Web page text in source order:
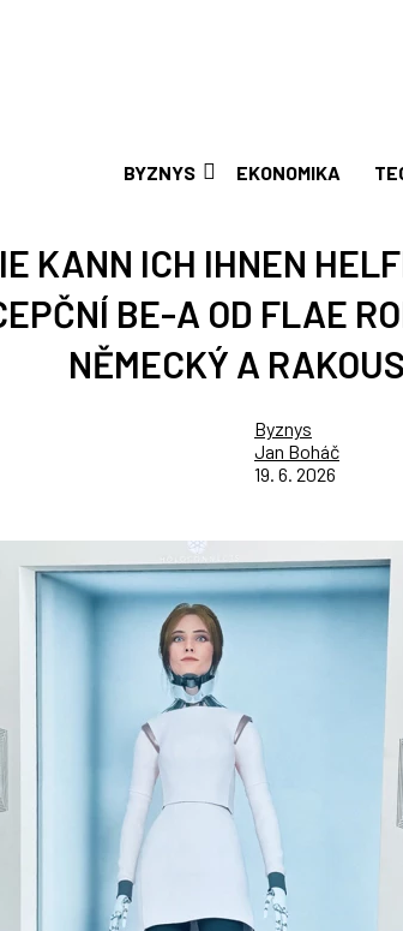
BYZNYS EKONOMIKA
KANN ICH IHNEN
BE-A OD FLAE
NĚMECKÝ A
Byznys
Jan Boháč
19. 6. 2026